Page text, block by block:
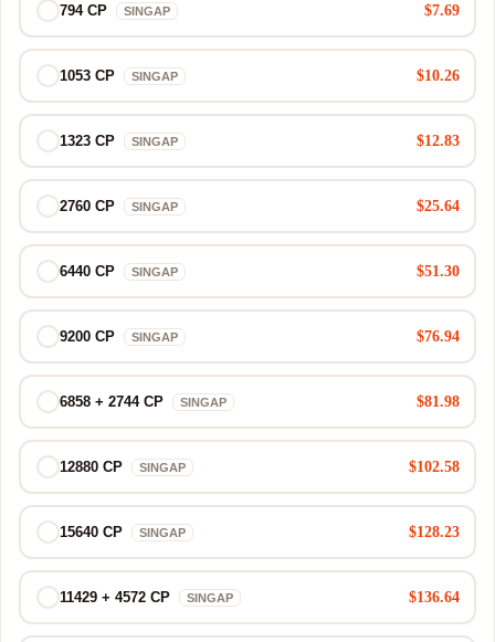
794 CP SINGAP $7.69
1053 CP SINGAP $10.26
1323 CP SINGAP $12.83
2760 CP SINGAP $25.64
6440 CP SINGAP $51.30
9200 CP SINGAP $76.94
6858 + 2744 CP SINGAP $81.98
12880 CP SINGAP $102.58
15640 CP SINGAP $128.23
11429 + 4572 CP SINGAP $136.64